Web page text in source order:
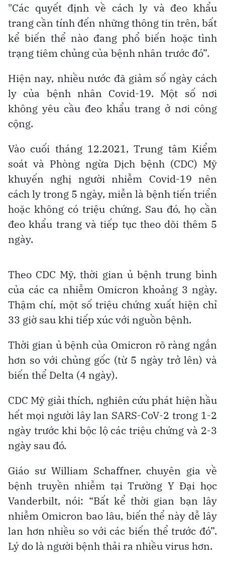
"Các quyết định về cách ly và đeo khẩu
trang cần tính đến những thông tin trên, bất
kể biến thể nào đang phổ biến hoặc tình
trạng tiêm chủng của bệnh nhân trước đó”.
Hiện nay, nhiều nước đã giảm số ngày cách
ly của bệnh nhân Covid-19. Một số nơi
không yêu cầu đeo khẩu trang ở nơi công
cộng.
Vào cuối tháng 12.2021, Trung tâm Kiểm
soát và Phòng ngừa Dịch bệnh (CDC) Mỹ
khuyến nghị người nhiễm Covid-19 nên
cách ly trong 5 ngày, miễn là bệnh tiến triển
hoặc không có triệu chứng. Sau đó, họ cần
đeo khẩu trang và tiếp tục theo dõi thêm 5
ngày.
Theo CDC Mỹ, thời gian ủ bệnh trung bình
của các ca nhiễm Omicron khoảng 3 ngày.
Thậm chí, một số triệu chứng xuất hiện chỉ
33 giờ sau khi tiếp xúc với nguồn bệnh.
Thời gian ủ bệnh của Omicron rõ ràng ngắn
hơn so với chủng gốc (từ 5 ngày trở lên) và
biến thể Delta (4 ngày).
CDC Mỹ giải thích, nghiên cứu phát hiện hầu
hết mọi người lây lan SARS-CoV-2 trong 1-2
ngày trước khi bộc lộ các triệu chứng và 2-3
ngày sau đó.
Giáo sư William Schaffner, chuyên gia về
bệnh truyền nhiễm tại Trường Y Đại học
Vanderbilt, nói: “Bất kể thời gian bạn lây
nhiễm Omicron bao lâu, biến thể này dễ lây
lan hơn nhiều so với các biến thể trước đó”.
Lý do là người bệnh thải ra nhiều virus hơn.